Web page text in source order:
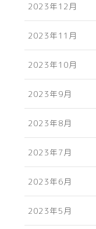
2023年12月
2023年11月
2023年10月
2023年9月
2023年8月
2023年7月
2023年6月
2023年5月